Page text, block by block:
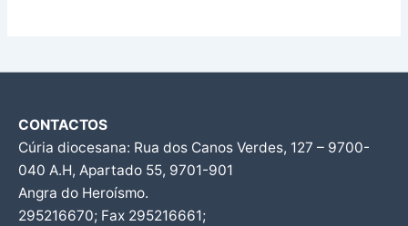
CONTACTOS
Cúria diocesana: Rua dos Canos Verdes, 127 – 9700-
040 A.H, Apartado 55, 9701-901
Angra do Heroísmo.
295216670; Fax 295216661;